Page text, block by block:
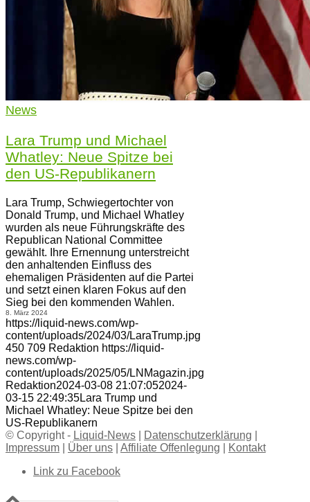
News
Lara Trump und Michael
Whatley: Neue Spitze bei
den US-Republikanern
Lara Trump, Schwiegertochter von
Donald Trump, und Michael Whatley
wurden als neue Führungskräfte des
Republican National Committee
gewählt. Ihre Ernennung unterstreicht
den anhaltenden Einfluss des
ehemaligen Präsidenten auf die Partei
und setzt einen klaren Fokus auf den
Sieg bei den kommenden Wahlen.
8. März 2024
https://liquid-news.com/wp-
content/uploads/2024/03/LaraTrump.jpg
450 709 Redaktion https://liquid-
news.com/wp-
content/uploads/2025/05/LNMagazin.jpg
Redaktion2024-03-08 21:07:052024-
03-15 22:49:35Lara Trump und
Michael Whatley: Neue Spitze bei den
US-Republikanern
© Copyright - Liquid-News Datenschutzerklärung
Impressum
Über uns Affiliate Offenlegung
Kontakt
Link zu Facebook